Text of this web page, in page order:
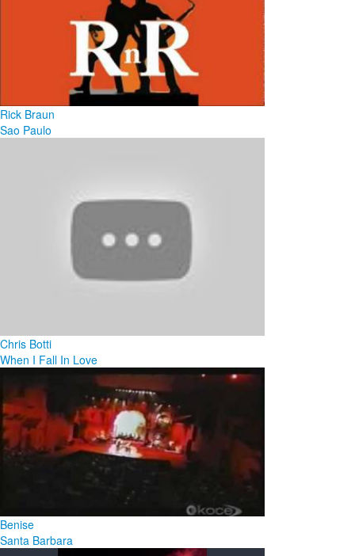
Rick Braun
Sao Paulo
Chris Botti
When I Fall In Love
Benise
Santa Barbara